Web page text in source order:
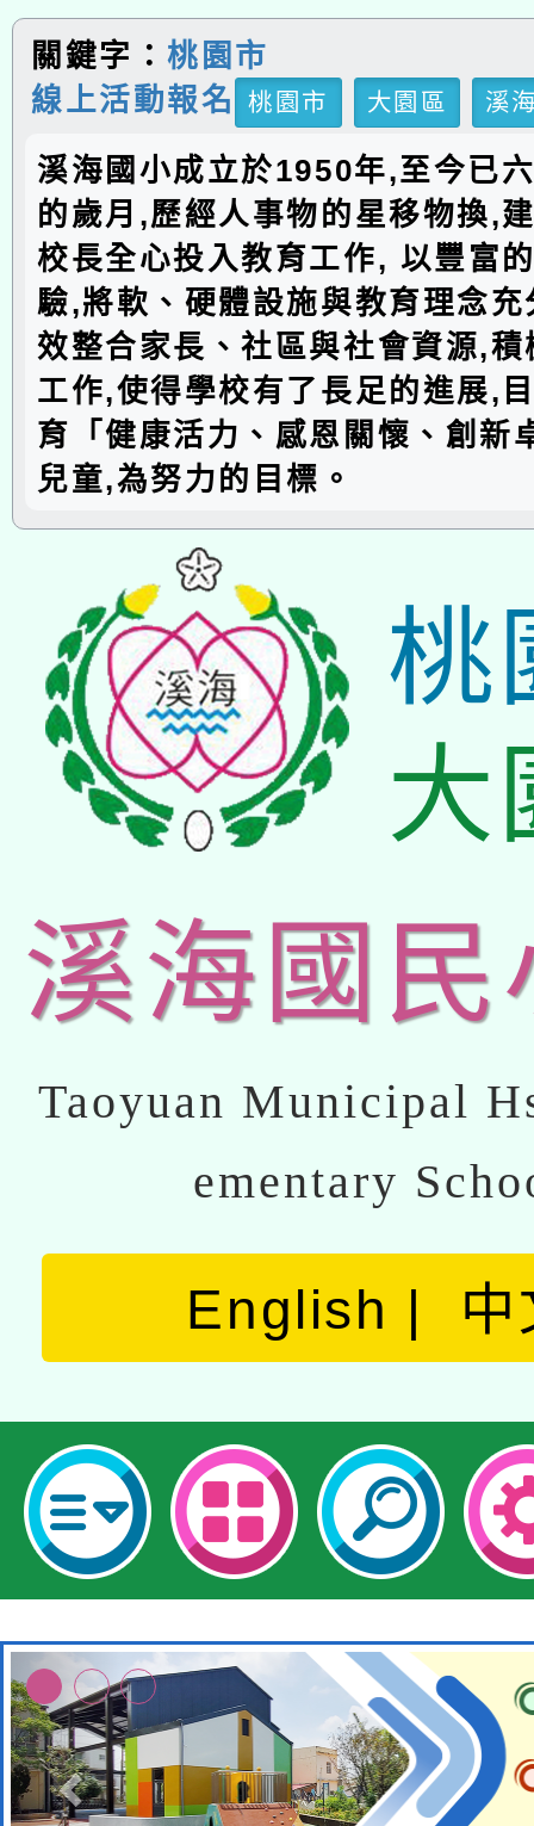
關鍵字：桃園市
線上活動報名
桃園市 大園區 溪
溪海國小成立於1950年,至今已
的歲月,歷經人事物的星移物換,
校長全心投入教育工作, 以豐富
驗,將軟、硬體設施與教育理念
效整合家長、社區與社會資源,
工作,使得學校有了長足的進展,
育「健康活力、感恩關懷、創新
兒童,為努力的目標。
桃
大
溪海國民
Taoyuan Municipal
ementary
English 中